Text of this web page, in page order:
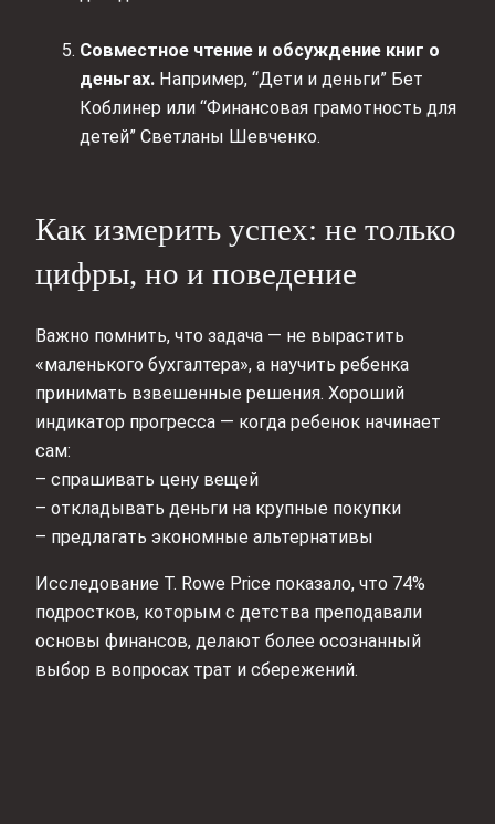
Совместное чтение и обсуждение книг о
деньгах. Например, “Дети и деньги” Бет
Коблинер или “Финансовая грамотность для
детей” Светланы Шевченко.
Как измерить успех: не только
цифры, но и поведение
Важно помнить, что задача — не вырастить
«маленького бухгалтера», а научить ребенка
принимать взвешенные решения. Хороший
индикатор прогресса — когда ребенок начинает
сам:
– спрашивать цену вещей
– откладывать деньги на крупные покупки
– предлагать экономные альтернативы
Исследование T. Rowe Price показало, что 74%
подростков, которым с детства преподавали
основы финансов, делают более осознанный
выбор в вопросах трат и сбережений.